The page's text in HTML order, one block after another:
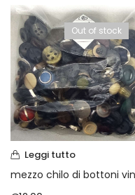
Ricordami
Cesti portalavoro (8)
Aghi e spilli (24)
Applicazioni (26)
Borse (6)
Bottoni Vintage (204)
Lotti di Bottoni vintage
Bottoni/alamari/
Alamari (5)
Out of stock
Leggi tutto